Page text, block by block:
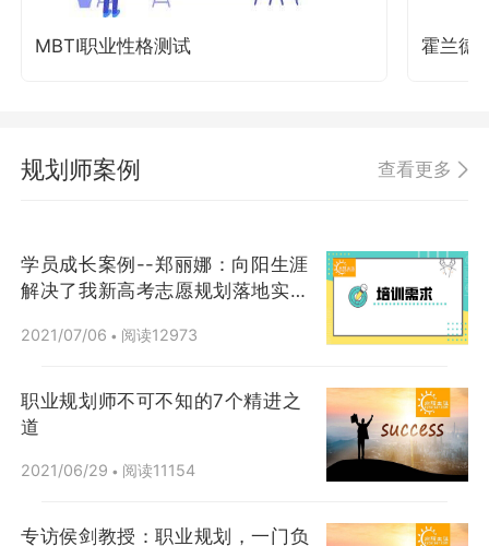
MBTI职业性格测试 霍兰德
规划师案例 查看更多
学员成长案例--郑丽娜：向阳生涯
解决了我新高考志愿规划落地实操
2021/07/06 • 阅读12973
职业规划师不可不知的7个精进之
道
2021/06/29 • 阅读11154
专访侯剑教授：职业规划，一门负